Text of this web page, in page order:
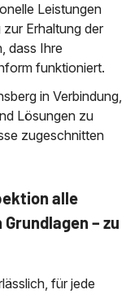
Leistungen
Erhaltung der
dass Ihre
funktioniert.
in Verbindung,
Lösungen zu
zugeschnitten
alle
– zu
für jede